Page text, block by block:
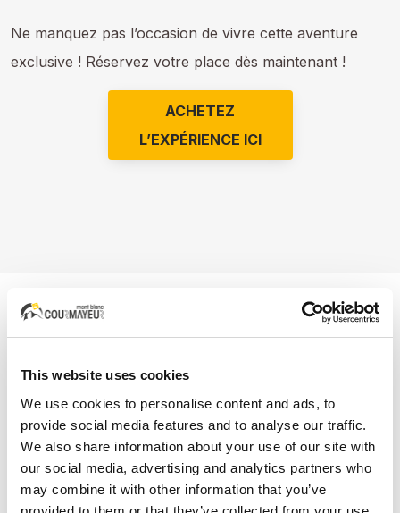
This website uses cookies
We use cookies to personalise content and ads, to
provide social media features and to analyse our traffic.
We also share information about your use of our site with
our social media, advertising and analytics partners who
may combine it with other information that you’ve
Ne manquez pas l’occasion de vivre cette aventure
exclusive ! Réservez votre place dès maintenant !
ACHETEZ
L’EXPÉRIENCE ICI
ABONNEZ-VOUS À NOTRE
des événements spéciaux et des aventures à couper le
souffle qui vous attendent.Abbonnez-vousà notre
lettre d'information!